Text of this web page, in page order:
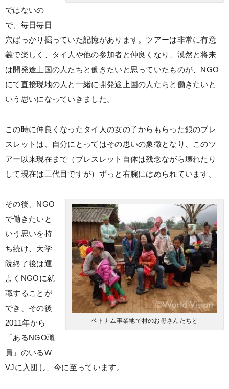
ではないの
で、毎日毎日
穴ばっかり掘っていた記憶があります。ツアーは非常に有意
義で楽しく、タイ人や他の参加者と仲良くなり、漠然と将来
は開発途上国の人たちと働きたいと思っていたものが、NGO
にて直接現地の人と一緒に開発途上国の人たちと働きたいと
いう思いになっていきました。
この時に仲良くなったタイ人の女の子からもらった銀のブレ
スレットは、自分にとってはその思いの象徴となり、このツ
アー以来現在まで（ブレスレット自体は残念ながら壊れたり
して現在は三代目ですが）ずっと右腕にはめられています。
ベトナム事業地で村のお母さんたちと
その後、NGO
で働きたいと
いう思いを持
ち続け、大学
院終了後は運
よくNGOに就
職することが
でき、その後
2011年から
「あるNGO職
員」のいるW
VJに入団し、今に至っています。